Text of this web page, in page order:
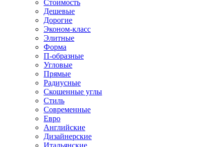
Стоимость
Дешевые
Дорогие
Эконом-класс
Элитные
Форма
П-образные
Угловые
Прямые
Радиусные
Скошенные углы
Стиль
Современные
Евро
Английские
Дизайнерские
Итальянские